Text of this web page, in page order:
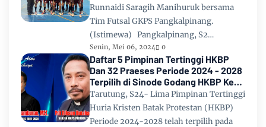
Runnaidi Saragih Manihuruk bersama
Tim Futsal GKPS Pangkalpinang.
(Istimewa) Pangkalpinang, S2…
Senin, Mei 06, 2024 0
Daftar 5 Pimpinan Tertinggi HKBP
Dan 32 Praeses Periode 2024 - 2028
Terpilih di Sinode Godang HKBP Ke
67 Tahun 2024
Tarutung, S24- Lima Pimpinan Tertinggi
Huria Kristen Batak Protestan (HKBP)
Periode 2024-2028 telah terpilih pada